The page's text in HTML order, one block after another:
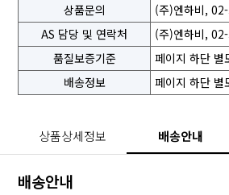
상품문의
(주)엔하비,
AS 담당 및 연락처
(주)엔하비,
품질보증기준
페이지 하단 별
배송정보
페이지 하단 별
상품상세정보 배송안내
배송안내